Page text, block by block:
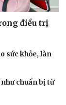
khuya
yêu
béđiều trị
sức khỏe, làn
chuẩn bị từ